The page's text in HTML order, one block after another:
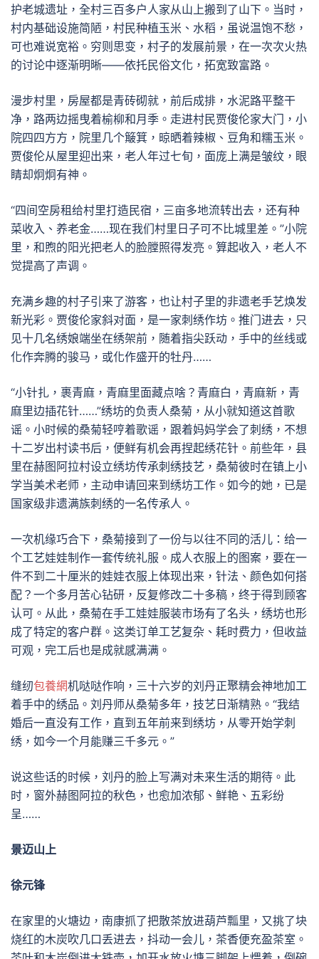
护老城遗址，全村三百多户人家从山上搬到了山下。当时，
村内基础设施简陋，村民种植玉米、水稻，虽说温饱不愁，
可也难说宽裕。穷则思变，村子的发展前景，在一次次火热
的讨论中逐渐明晰——依托民俗文化，拓宽致富路。
漫步村里，房屋都是青砖砌就，前后成排，水泥路平整干
净，路两边摇曳着榆柳和月季。走进村民贾俊伦家大门，小
院四四方方，院里几个簸箕，晾晒着辣椒、豆角和糯玉米。
贾俊伦从屋里迎出来，老人年过七旬，面庞上满是皱纹，眼
睛却炯炯有神。
“四间空房租给村里打造民宿，三亩多地流转出去，还有种
菜收入、养老金……现在我们村里日子可不比城里差。”小院
里，和煦的阳光把老人的脸膛照得发亮。算起收入，老人不
觉提高了声调。
充满乡趣的村子引来了游客，也让村子里的非遗老手艺焕发
新光彩。贾俊伦家斜对面，是一家刺绣作坊。推门进去，只
见十几名绣娘端坐在绣架前，随着指尖跃动，手中的丝线或
化作奔腾的骏马，或化作盛开的牡丹……
“小针扎，裹青麻，青麻里面藏点啥？青麻白，青麻新，青
麻里边插花针……”绣坊的负责人桑菊，从小就知道这首歌
谣。小时候的桑菊轻哼着歌谣，跟着妈妈学会了刺绣，不想
十二岁出村读书后，便鲜有机会再捏起绣花针。前些年，县
里在赫图阿拉村设立绣坊传承刺绣技艺，桑菊彼时在镇上小
学当美术老师，主动申请回来到绣坊工作。如今的她，已是
国家级非遗满族刺绣的一名传承人。
一次机缘巧合下，桑菊接到了一份与以往不同的活儿：给一
个工艺娃娃制作一套传统礼服。成人衣服上的图案，要在一
件不到二十厘米的娃娃衣服上体现出来，针法、颜色如何搭
配？一个多月苦心钻研，反复修改二十多稿，终于得到顾客
认可。从此，桑菊在手工娃娃服装市场有了名头，绣坊也形
成了特定的客户群。这类订单工艺复杂、耗时费力，但收益
可观，完工后也是成就感满满。
缝纫包養網机哒哒作响，三十六岁的刘丹正聚精会神地加工
着手中的绣品。刘丹师从桑菊多年，技艺日渐精熟。“我结
婚后一直没有工作，直到五年前来到绣坊，从零开始学刺
绣，如今一个月能赚三千多元。”
说这些话的时候，刘丹的脸上写满对未来生活的期待。此
时，窗外赫图阿拉的秋色，也愈加浓郁、鲜艳、五彩纷
呈……
景迈山上
徐元锋
在家里的火塘边，南康抓了把散茶放进葫芦瓢里，又挑了块
烧红的木炭吹几口丢进去，抖动一会儿，茶香便充盈茶室。